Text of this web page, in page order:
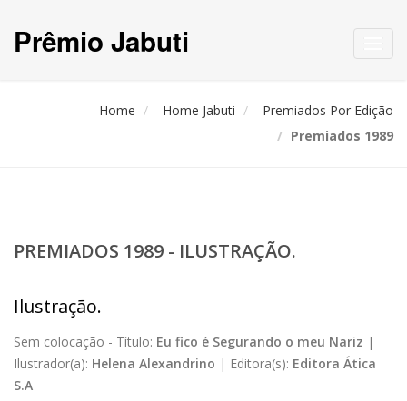
Prêmio Jabuti
Home Home Jabuti
Premiados Por Edição
Premiados 1989
PREMIADOS 1989 - ILUSTRAÇÃO.
Ilustração.
Sem colocação - Título: Eu fico é Segurando o meu Nariz |
Ilustrador(a): Helena Alexandrino | Editora(s): Editora Ática
S.A